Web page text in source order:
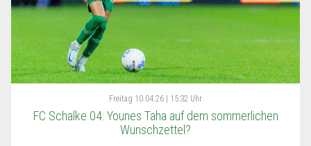
Freitag 10.04.26 | 15:32 Uhr
FC Schalke 04: Younes Taha auf dem sommerlichen
Wunschzettel?